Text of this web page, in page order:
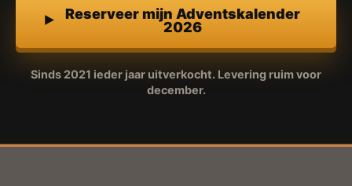
Reserveer mijn Adventskalender
2026
Sinds 2021 ieder jaar uitverkocht. Levering ruim voor
december.